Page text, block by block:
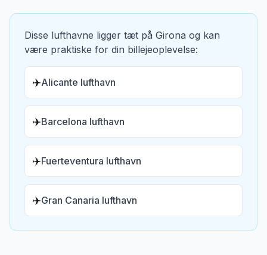
Disse lufthavne ligger tæt på Girona og kan
være praktiske for din billejeoplevelse:
✈️Alicante lufthavn
✈️Barcelona lufthavn
✈️Fuerteventura lufthavn
✈️Gran Canaria lufthavn